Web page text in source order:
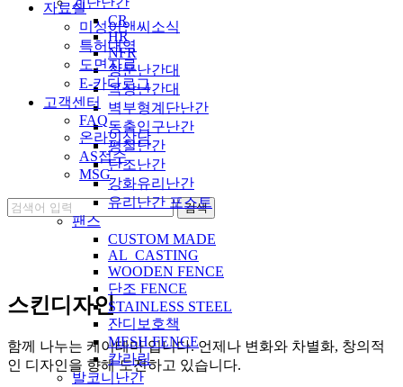
CR
HR
NFR
창문난간대
옥상난간대
벽부형계단난간
동출입구난간
평철난간
단조난간
강화유리난간
유리난간 포스트
팬스
CUSTOM MADE
AL_CASTING
WOODEN FENCE
단조 FENCE
STAINLESS STEEL
잔디보호책
MESH FENCE
칼라링
발코니난간
자료실
미성이앤씨소식
특허내역
도면자료
E-카다로그
고객센터
FAQ
온라인상담
AS접수
MSG
스킨디자인
함께 나누는 케이테마 입니다. 언제나 변화와 차별화, 창의적
인 디자인을 향해 도전하고 있습니다.